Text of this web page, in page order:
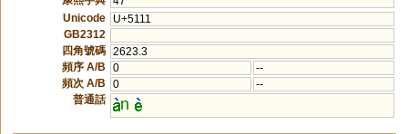
Unicode
U+5111
GB2312
四角號碼 2623.3
頻序 A/B
0
--
頻次 A/B
0
--
普通話
n